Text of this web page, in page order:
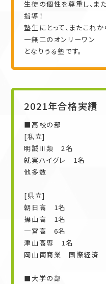
生徒の個性を尊重し、ま
指導！
塾生にとって、またこれ
一無二のオンリーワン
となりうる塾です。
2021年合格実績
■高校の部
[私立]
明誠Ⅲ類 2名
就実ハイグレ 1名
他多数
[県立]
朝日高 1名
操山高 1名
一宮高 6名
津山高専 1名
岡山南商業 国際経済
■大学の部